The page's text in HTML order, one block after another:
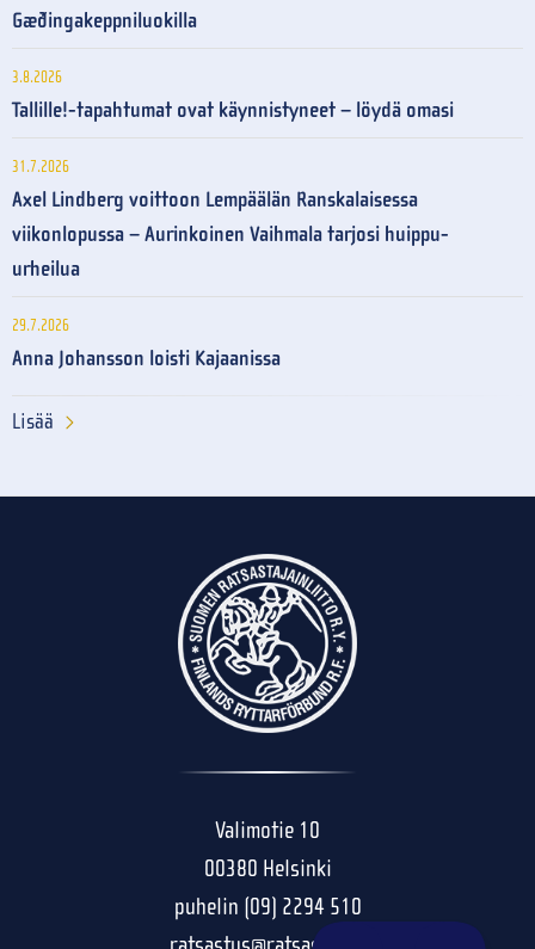
Gæðingakeppniluokilla
3.8.2026
Tallille!-tapahtumat ovat käynnistyneet – löydä omasi
31.7.2026
Axel Lindberg voittoon Lempäälän Ranskalaisessa
viikonlopussa – Aurinkoinen Vaihmala tarjosi huippu-
urheilua
29.7.2026
Anna Johansson loisti Kajaanissa
Lisää
Valimotie 10
00380 Helsinki
puhelin (09) 2294 510